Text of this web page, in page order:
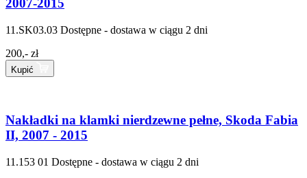
2007-2015
11.SK03.03 Dostępne - dostawa w ciągu 2 dni
200,- zł
Kupić
Nakładki na klamki nierdzewne pełne, Skoda Fabia
II, 2007 - 2015
11.153 01 Dostępne - dostawa w ciągu 2 dni